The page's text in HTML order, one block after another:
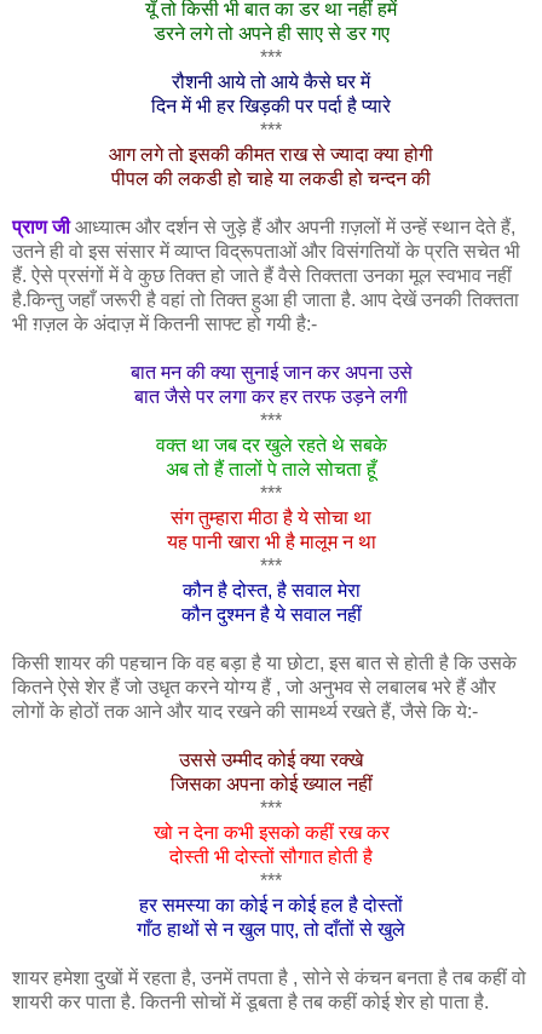
यूँ तो किसी भी बात का डर था नहीं हमें
डरने लगे तो अपने ही साए से डर गए
***
रौशनी आये तो आये कैसे घर में
दिन में भी हर खिड़की पर पर्दा है प्यारे
***
आग लगे तो इसकी कीमत राख से ज्यादा क्या होगी
पीपल की लकडी हो चाहे या लकडी हो चन्दन की
प्राण जीआध्यात्म और दर्शन से जुड़े हैं और अपनी ग़ज़लों में उन्हें स्थान देते हैं,
उतने ही वो इस संसार में व्याप्त विद्रूपताओं और विसंगतियों के प्रति सचेत भी
हैं. ऐसे प्रसंगों में वे कुछ तिक्त हो जाते हैं वैसे तिक्तता उनका मूल स्वभाव नहीं
है.किन्तु जहाँ जरूरी है वहां तो तिक्त हुआ ही जाता है. आप देखें उनकी तिक्तता
भी ग़ज़ल के अंदाज़ में कितनी साफ्ट हो गयी है:-
बात मन की क्या सुनाई जान कर अपना उसे
बात जैसे पर लगा कर हर तरफ उड़ने लगी
***
वक्त था जब दर खुले रहते थे सबके
अब तो हैं तालों पे ताले सोचता हूँ
***
संग तुम्हारा मीठा है ये सोचा था
यह पानी खारा भी है मालूम न था
***
कौन है दोस्त, है सवाल मेरा
कौन दुश्मन है ये सवाल नहीं
किसी शायर की पहचान कि वह बड़ा है या छोटा, इस बात से होती है कि उसके
कितने ऐसे शेर हैं जो उधृत करने योग्य हैं , जो अनुभव से लबालब भरे हैं और
लोगों के होठों तक आने और याद रखने की सामर्थ्य रखते हैं, जैसे कि ये:-
उससे उम्मीद कोई क्या रक्खे
जिसका अपना कोई ख्याल नहीं
***
खो न देना कभी इसको कहीं रख कर
दोस्ती भी दोस्तों सौगात होती है
***
हर समस्या का कोई न कोई हल है दोस्तों
गाँठ हाथों से न खुल पाए, तो दाँतों से खुले
शायर हमेशा दुखों में रहता है, उनमें तपता है , सोने से कंचन बनता है तब कहीं वो
शायरी कर पाता है. कितनी सोचों में डूबता है तब कहीं कोई शेर हो पाता है.